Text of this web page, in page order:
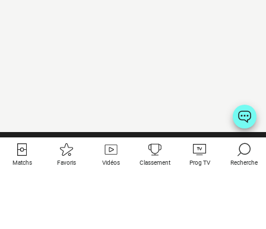
Matchs Favoris Vidéos Classement Prog TV Recherche